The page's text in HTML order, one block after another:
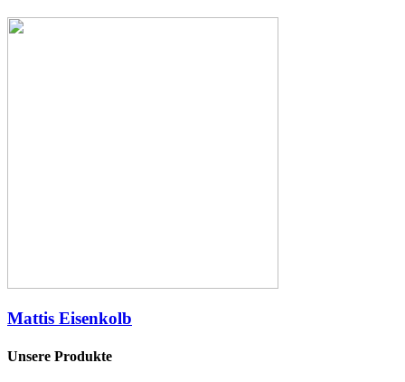
Mattis Eisenkolb
Unsere Produkte